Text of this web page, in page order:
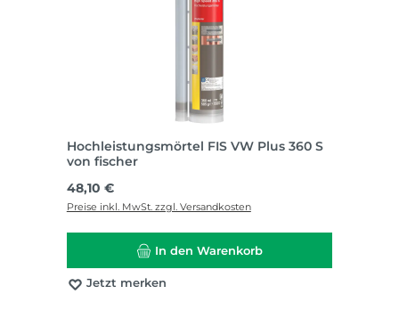
Hochleistungsmörtel FIS VW Plus 360 S
von fischer
Regulärer Preis:
48,10 €
Preise inkl. MwSt. zzgl. Versandkosten
In den Warenkorb
Jetzt merken